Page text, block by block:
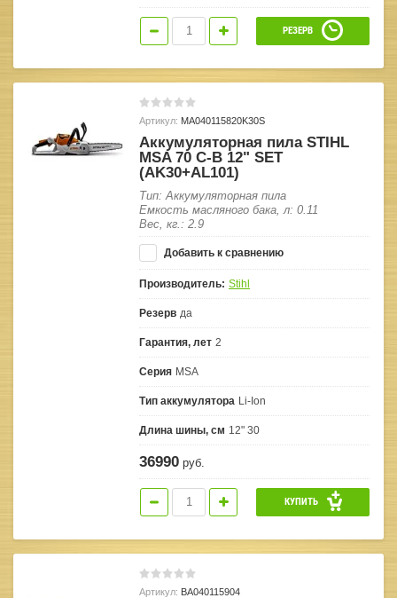
РЕЗЕРВ
Артикул: MA040115820K30S
Аккумуляторная пила STIHL
MSA 70 C-B 12" SET
(AK30+AL101)
Тип: Аккумуляторная пила
Емкость масляного бака, л: 0.11
Вес, кг.: 2.9
Добавить к сравнению
Производитель: Stihl
Резерв да
Гарантия, лет 2
Серия MSA
Тип аккумулятора Li-Ion
Длина шины, см 12" 30
36990 руб.
КУПИТЬ
Артикул: BA040115904